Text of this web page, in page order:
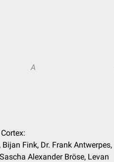
A
Fink, Dr. Frank Antwerpes,
Alexander Bröse, Levan